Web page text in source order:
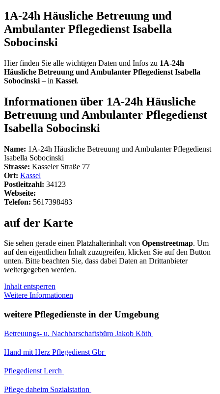
1A-24h Häusliche Betreuung und
Ambulanter Pflegedienst Isabella
Sobocinski
Hier finden Sie alle wichtigen Daten und Infos zu 1A-24h
Häusliche Betreuung und Ambulanter Pflegedienst Isabella
Sobocinski – in Kassel.
Informationen über 1A-24h Häusliche
Betreuung und Ambulanter Pflegedienst
Isabella Sobocinski
Name: 1A-24h Häusliche Betreuung und Ambulanter Pflegedienst
Isabella Sobocinski
Strasse: Kasseler Straße 77
Ort: Kassel
Postleitzahl: 34123
Webseite:
Telefon: 5617398483
auf der Karte
Sie sehen gerade einen Platzhalterinhalt von Openstreetmap. Um
auf den eigentlichen Inhalt zuzugreifen, klicken Sie auf den Button
unten. Bitte beachten Sie, dass dabei Daten an Drittanbieter
weitergegeben werden.
Inhalt entsperren
Weitere Informationen
weitere Pflegedienste in der Umgebung
Betreuungs- u. Nachbarschaftsbüro Jakob Köth
Hand mit Herz Pflegedienst Gbr
Pflegedienst Lerch
Pflege daheim Sozialstation